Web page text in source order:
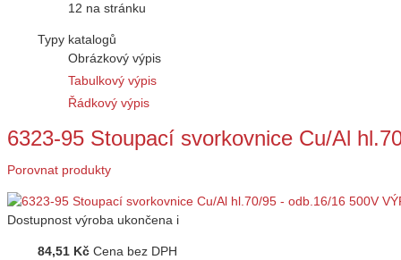
12 na stránku
Typy katalogů
Obrázkový výpis
Tabulkový výpis
Řádkový výpis
6323-95 Stoupací svorkovnice Cu/Al
Porovnat produkty
Dostupnost výroba ukončena i
84,51 Kč Cena bez DPH